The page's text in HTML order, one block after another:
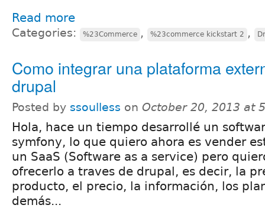
Read more
Categories: %23Commerce , %23commerce kickstart 2 ,
Como integrar una plataforma
drupal
Posted by ssoulless on October 20, 2013 at
Hola, hace un tiempo desarrollé un
symfony, lo que quiero ahora es vender
un SaaS (Software as a service) pero
ofrecerlo a traves de drupal, es decir, la
producto, el precio, la información, los
demás...